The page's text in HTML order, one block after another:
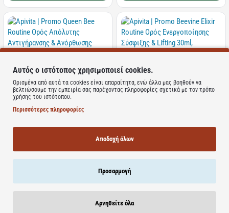
Διαθέσιμο
Apivita | Promo Queen Bee Routine
Απόλυτης Αντιγήρανσης &
Αναγέννησης 15ml & Δώρο Κρέμα
Ματιών Απόλυτης Αντιγήρανσης &
Αναζωογόνησης 5ml | 1σετ
Διαθέσιμο
15ml & Δώρο Αντιρυτιδική Κρέμα
32.19€
Αυτός ο ιστότοπος χρησιμοποιεί cookies.
Ορισμένα από αυτά τα cookies είναι απαραίτητα, ενώ άλλα μας βοηθούν να
βελτιώσουμε την εμπειρία σας παρέχοντας πληροφορίες σχετικά με τον τρόπο
χρήσης του ιστότοπου.
Περισσότερες πληροφορίες
Αποδοχή όλων
Προσαρμογή
Αρνηθείτε όλα